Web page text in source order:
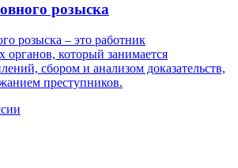
розыска
розыска – это работник
органов, который занимается
сбором и анализом доказательств,
преступников.